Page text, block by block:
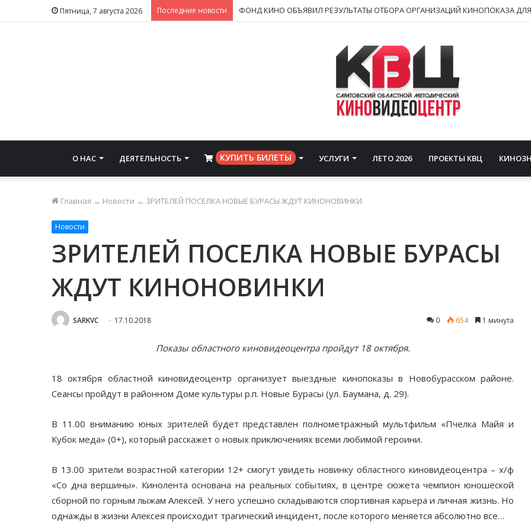
Пятница, 7 августа 2026 Последние новости
О НАС ДЕЯТЕЛЬНОСТЬ ⠀КУПИТЬ БИЛЕТЫ УСЛУГИ ЛЕТО 2026 ПРОЕКТЫ КВЦ
Главная → Новости → ЗРИТЕЛЕЙ ПОСЕЛКА НОВЫЕ БУРАСЫ ЖДУТ КИНОНОВИНКИ
Новости
ЗРИТЕЛЕЙ ПОСЕЛКА НОВЫЕ БУРАСЫ
ЖДУТ КИНОНОВИНКИ
SARKVC 17.10.2018 0 654 1 минута
Показы областного киновидеоцентра пройдут 18 октября.
18 октября областной киновидеоцентр организует выездные кинопоказы в Новобурасском районе.
Сеансы пройдут в районном Доме культуры р.п. Новые Бурасы (ул. Баумана, д. 29).
В 11.00 вниманию юных зрителей будет представлен полнометражный мультфильм «Пчелка Майя и
Кубок меда» (0+), который расскажет о новых приключениях всеми любимой героини.
В 13.00 зрители возрастной категории 12+ смогут увидеть новинку областного киновидеоцентра – х/ф
«Со дна вершины». Кинолента основана на реальных событиях, в центре сюжета чемпион юношеской
сборной по горным лыжам Алексей. У него успешно складываются спортивная карьера и личная жизнь. Но
однажды в жизни Алексея происходит трагический инцидент, после которого меняется абсолютно все…